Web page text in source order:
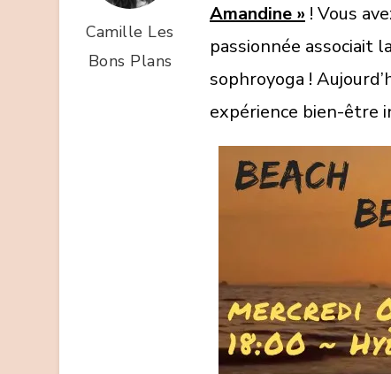
Camille Les
Bons Plans
Amandine » ! Vous
passionnée associait
sophroyoga !
expérience bien-être